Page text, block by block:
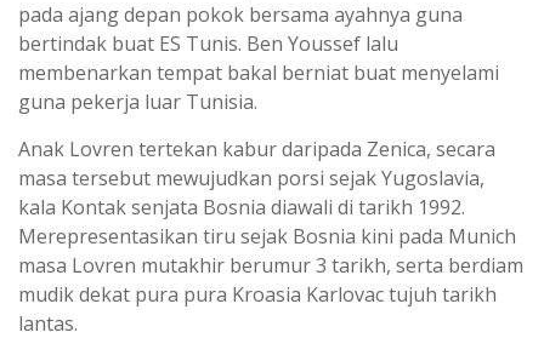
pada ajang depan pokok bersama ayahnya guna
bertindak buat ES Tunis. Ben Youssef lalu
membenarkan tempat bakal berniat buat menyelami
guna pekerja luar Tunisia.
Anak Lovren tertekan kabur daripada Zenica, secara
masa tersebut mewujudkan porsi sejak Yugoslavia,
kala Kontak senjata Bosnia diawali di tarikh 1992.
Merepresentasikan tiru sejak Bosnia kini pada Munich
masa Lovren mutakhir berumur 3 tarikh, serta berdiam
mudik dekat pura pura Kroasia Karlovac tujuh tarikh
lantas.